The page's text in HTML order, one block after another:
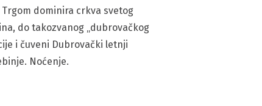
dominira crkva svetog
do takozvanog „dubrovačkog
i čuveni Dubrovački letnji
Noćenje.